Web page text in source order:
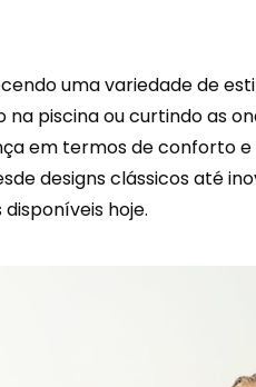
uma variedade de
piscina ou curtindo as
em termos de conforto e
designs clássicos até
hoje.